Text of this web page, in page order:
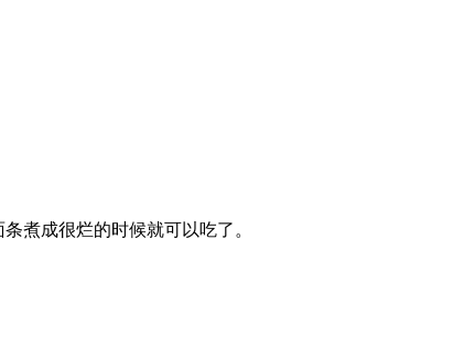
煮成很烂的时候就可以吃了。